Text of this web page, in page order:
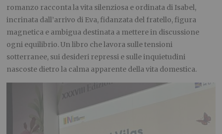
romanzo racconta la vita silenziosa e ordinata di Isabel,
incrinata dall’arrivo di Eva, fidanzata del fratello, figura
magnetica e ambigua destinata a mettere in discussione
ogni equilibrio. Un libro che lavora sulle tensioni
sotterranee, sui desideri repressi e sulle inquietudini
nascoste dietro la calma apparente della vita domestica.